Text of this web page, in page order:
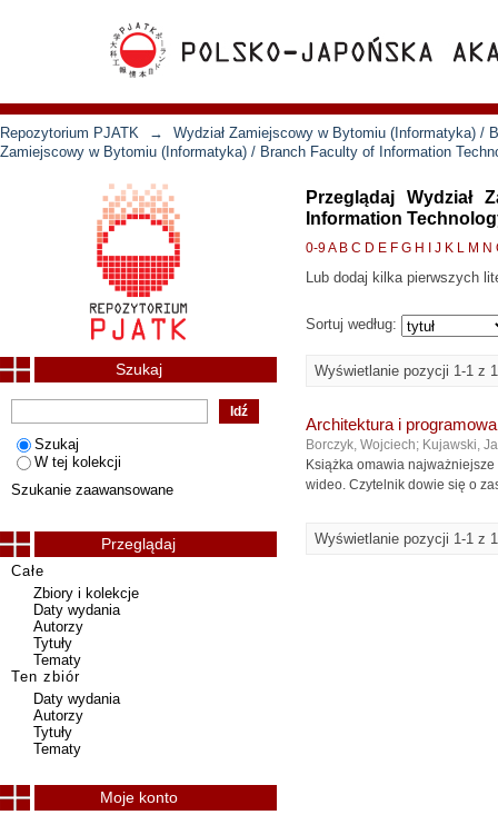
Repozytorium PJATK →
Wydział Zamiejscowy w Bytomiu (Informatyka) /
Zamiejscowy w Bytomiu (Informatyka) / Branch Faculty of Information
Przeglądaj
Information
0-9A B C D E F G H J K L M N
Lub dodaj kilka pierwszych
Sortuj według:
Wyświetlanie pozycji 1-1 z 1
Architektura i
Borczyk, Wojciech; Kujawski,
Książka omawia
wideo. Czytelnik dowie się o
Wyświetlanie pozycji 1-1 z 1
Szukaj
Szukaj
W tej kolekcji
Szukanie zaawansowane
Przeglądaj
Całe
Zbiory i kolekcje
Daty wydania
Autorzy
Tytuły
Tematy
Ten zbiór
Daty wydania
Autorzy
Tytuły
Tematy
Moje konto